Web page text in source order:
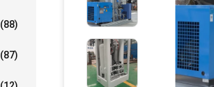
(88)
(87)